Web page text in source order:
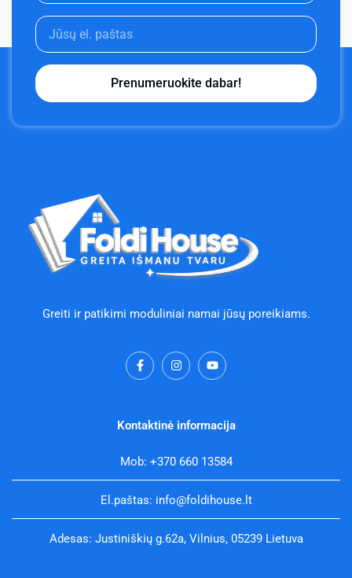
Prenumeruokite dabar!
Greiti ir patikimi moduliniai namai jūsų poreikiams.
F
a
o
-
f
I
n
g
m
Y
o
b
Kontaktinė informacija
Mob: +370 660 13584
El.paštas: info@foldihouse.lt
Adesas: Justiniškių g.62a, Vilnius, 05239 Lietuva